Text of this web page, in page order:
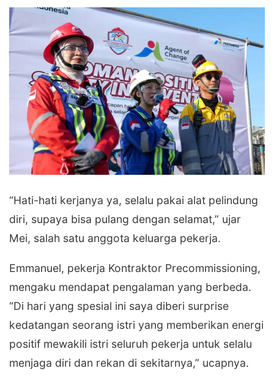
“Hati-hati kerjanya ya, selalu pakai alat pelindung
diri, supaya bisa pulang dengan selamat,” ujar
Mei, salah satu anggota keluarga pekerja.
Emmanuel, pekerja Kontraktor Precommissioning,
mengaku mendapat pengalaman yang berbeda.
“Di hari yang spesial ini saya diberi surprise
kedatangan seorang istri yang memberikan energi
positif mewakili istri seluruh pekerja untuk selalu
menjaga diri dan rekan di sekitarnya,” ucapnya.